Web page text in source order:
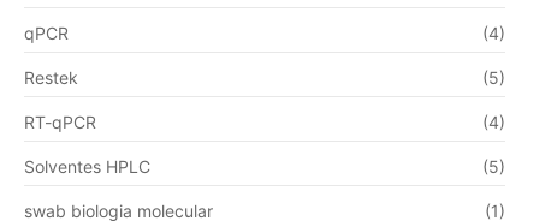
qPCR (4)
Restek (5)
RT-qPCR (4)
Solventes HPLC (5)
swab biologia molecular (1)